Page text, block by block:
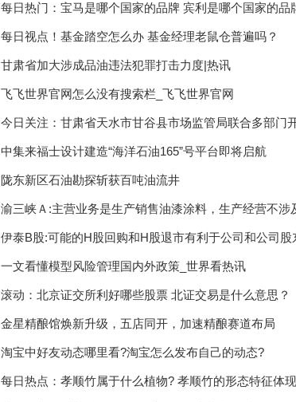
每日热门：宝马是哪个国家的品牌 宾利是哪个国家的品
每日视点！基金踏空怎么办 基金经理老鼠仓普遍吗？
甘肃省加大涉成品油违法犯罪打击力度|热讯
飞飞世界官网怎么没有搜索栏_飞飞世界官网
今日关注：甘肃省天水市甘谷县市场监管局联合多部门
中集来福士设计建造“海洋石油165”号平台即将启航
陇东新区石油勘探斩获百吨油流井
渝三峡Ａ:主营业务是生产销售油漆涂料，生产经营不涉
伊泰B股:可能的H股回购和H股退市有利于公司和公司
一文看懂模型风险管理国内外政策_世界看热讯
滚动：北京证交所利好哪些股票 北证交易是什么意思？
金星精酿馆焕新升级，五店同开，加速精酿赛道布局
淘宝中好友动态哪里看?淘宝怎么发布自己的动态?
每日热点：​孝顺竹属于什么植物? 孝顺竹的形态特征体